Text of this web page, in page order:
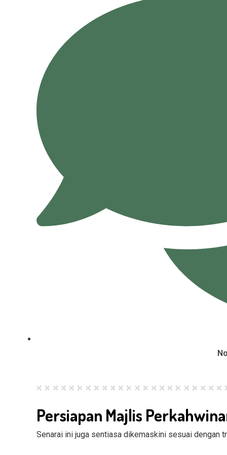
Persiapan Majlis
Senarai ini juga sentiasa dikemaskini sesuai dengan